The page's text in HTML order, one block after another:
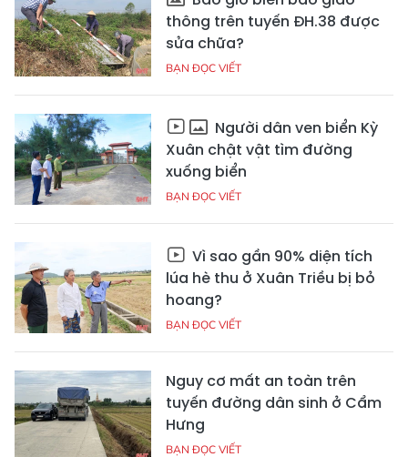
thông trên tuyến ĐH.38 được
sửa chữa?
BẠN ĐỌC VIẾT
Người dân ven biển Kỳ
Xuân chật vật tìm đường
xuống biển
BẠN ĐỌC VIẾT
Vì sao gần 90% diện tích
lúa hè thu ở Xuân Triều bị bỏ
hoang?
BẠN ĐỌC VIẾT
Nguy cơ mất an toàn trên
tuyến đường dân sinh ở Cẩm
Hưng
BẠN ĐỌC VIẾT